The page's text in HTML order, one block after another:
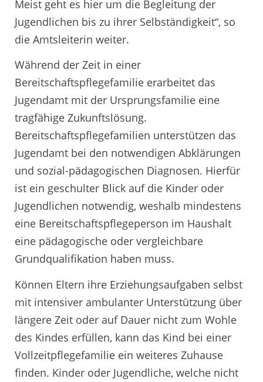
Meist geht es hier um die Begleitung der
Jugendlichen bis zu ihrer Selbständigkeit“, so
die Amtsleiterin weiter.
Während der Zeit in einer
Bereitschaftspflegefamilie erarbeitet das
Jugendamt mit der Ursprungsfamilie eine
tragfähige Zukunftslösung.
Bereitschaftspflegefamilien unterstützen das
Jugendamt bei den notwendigen Abklärungen
und sozial-pädagogischen Diagnosen. Hierfür
ist ein geschulter Blick auf die Kinder oder
Jugendlichen notwendig, weshalb mindestens
eine Bereitschaftspflegeperson im Haushalt
eine pädagogische oder vergleichbare
Grundqualifikation haben muss.
Können Eltern ihre Erziehungsaufgaben selbst
mit intensiver ambulanter Unterstützung über
längere Zeit oder auf Dauer nicht zum Wohle
des Kindes erfüllen, kann das Kind bei einer
Vollzeitpflegefamilie ein weiteres Zuhause
finden. Kinder oder Jugendliche, welche nicht